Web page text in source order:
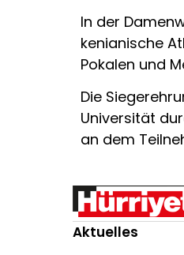
In der
kenianische
Pokalen und
Die
Universität
an dem
Aktuelles